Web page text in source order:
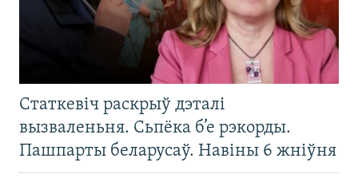
Статкевіч раскрыў дэталі
вызваленьня. Сьпёка б’е рэкорды.
Пашпарты беларусаў. Навіны 6 жніўня